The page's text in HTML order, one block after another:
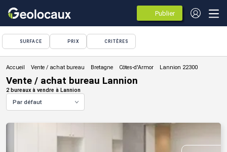
Publier
des
annonces
SURFACE PRIX CRITÈRES
Vente / achat bureau
Vente / achat bureau Lannion
2 bureaux à vendre à Lannion
Par défaut